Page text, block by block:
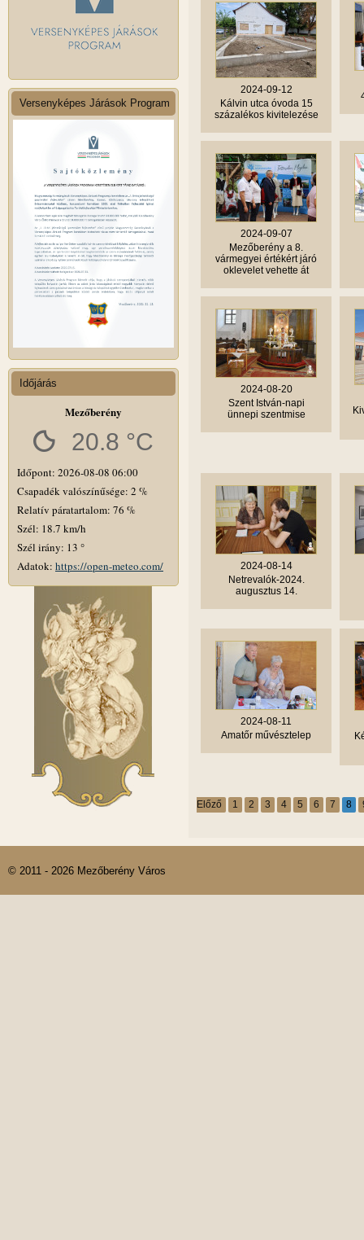
Versenyképes Járások Program
Időjárás
Mezőberény
20.8 °C
Időpont: 2026-08-08 06:00
Csapadék valószínűsége: 2 %
Relatív páratartalom: 76 %
Szél: 18.7 km/h
Szél irány: 13 °
Adatok: https://open-meteo.com/
2024-09-12
Kálvin utca óvoda 15
százalékos kivitelezése
2024-09-07
Mezőberény a 8.
vármegyei értékért járó
oklevelet vehette át
2024-08-20
Szent István-napi
ünnepi szentmise
2024-08-14
Netrevalók-2024.
augusztus 14.
2024-08-11
Amatőr művésztelep
Előző 1 2 3 4 5 6 7 8
© 2011 - 2026 Mezőberény Város